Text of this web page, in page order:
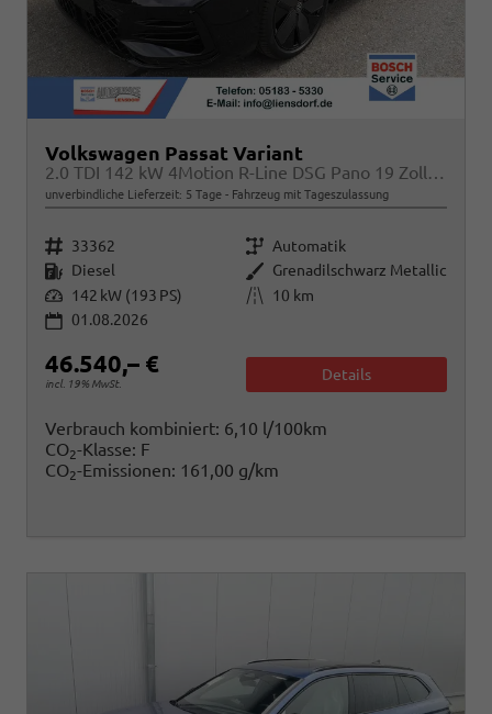
Volkswagen Passat Variant
2.0 TDI 142 kW 4Motion R-Line DSG Pano 19 Zoll Head Up AHK Navi
unverbindliche Lieferzeit: 5 Tage Fahrzeug mit Tageszulassung
Fahrzeugnr. 33362 Getriebe Automatik
Kraftstoff Diesel Außenfarbe Grenadilschwarz Metallic
Leistung 142 kW (193 PS) Kilometerstand
10 km
01.08.2026
46.540,– €
incl. 19% MwSt.
Details
Verbrauch kombiniert: 6,10 l/100km
CO2-Klasse: F
CO2-Emissionen: 161,00 g/km